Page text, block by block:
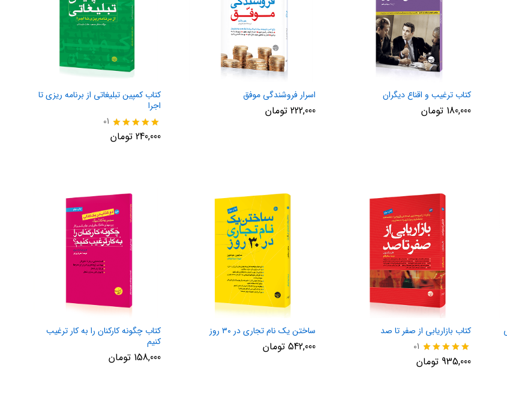
کتاب ترغیب و اقناع دیگران
180,000 تومان
اسرار فروشندگی موفق
222,000 تومان
کتاب کمپین تبلیغاتی از برنامه ریزی تا
اجرا
نمره
5.00
01
240,000 تومان
کتاب بازاریابی از صفر تا صد
نمره
5.00
01
935,000 تومان
ساختن یک نام تجاری در ۳۰ روز
542,000 تومان
کتاب چگونه کارکنان را به کار ترغیب
کنیم
158,000 تومان